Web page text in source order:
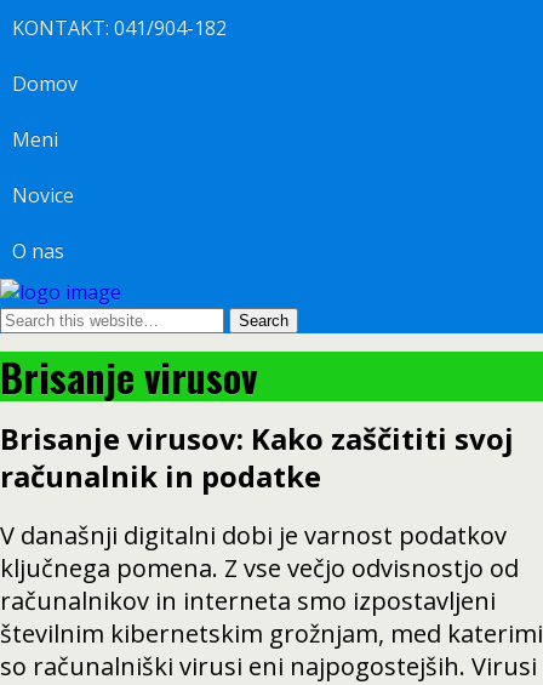
KONTAKT: 041/904-182
Domov
Meni
Novice
O nas
Brisanje virusov
Brisanje virusov: Kako zaščititi svoj
računalnik in podatke
V današnji digitalni dobi je varnost podatkov
ključnega pomena. Z vse večjo odvisnostjo od
računalnikov in interneta smo izpostavljeni
številnim kibernetskim grožnjam, med katerimi
so računalniški virusi eni najpogostejših. Virusi